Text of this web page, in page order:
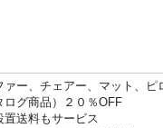
ァー、チェアー、マット、ピ
ログ商品）２０％OFF
送料もサービス